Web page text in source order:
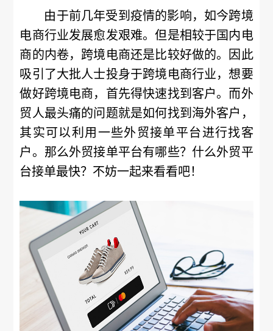
由于前几年受到疫情的影响，如今跨境
电商行业发展愈发艰难。但是相较于国内电
商的内卷，跨境电商还是比较好做的。因此
吸引了大批人士投身于跨境电商行业，想要
做好跨境电商，首先得快速找到客户。而外
贸人最头痛的问题就是如何找到海外客户，
其实可以利用一些外贸接单平台进行找客
户。那么外贸接单平台有哪些？什么外贸平
台接单最快？不妨一起来看看吧！